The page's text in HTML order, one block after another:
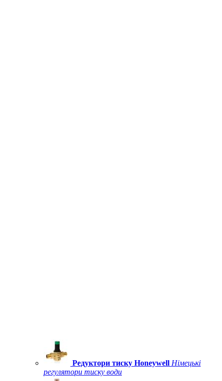
Редуктори тиску Honeywell Німецькі
регулятори тиску води